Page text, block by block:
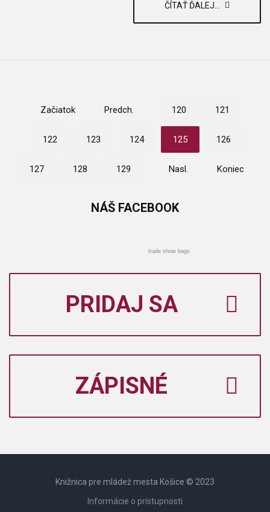
ČÍTAŤ ĎALEJ...
Začiatok Predch. 120 121
122 123 124 125 126
127 128 129 Nasl. Koniec
NÁŠ FACEBOOK
trade show bags
PRIDAJ SA
ZÁPISNÉ
Knižnica pre mládež mesta Košice © 2023
Informácie o prístupnosti